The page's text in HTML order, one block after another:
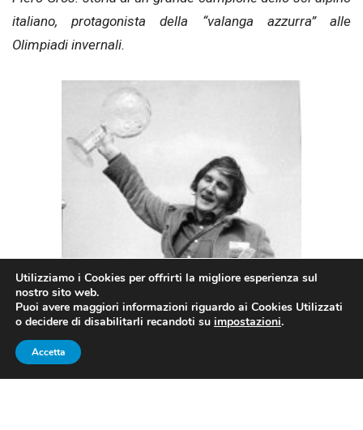
italiano, protagonista della “valanga azzurra” alle
Olimpiadi invernali.
Utilizziamo i Cookies per offrirti la migliore esperienza sul
nostro sito web.
Puoi avere maggiori informazioni riguardo ai Cookies Utilizzati
o decidere di disabilitarli recandoti su impostazioni.
Accetta